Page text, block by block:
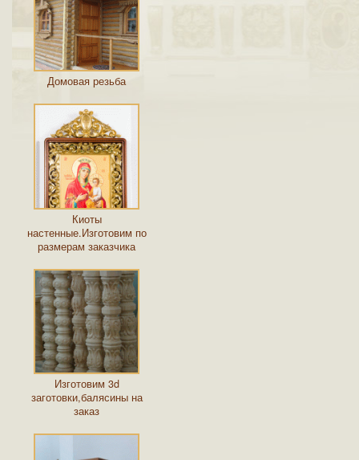
Домовая резьба
Киоты
настенные.Изготовим по
размерам заказчика
Изготовим 3d
заготовки,балясины на
заказ